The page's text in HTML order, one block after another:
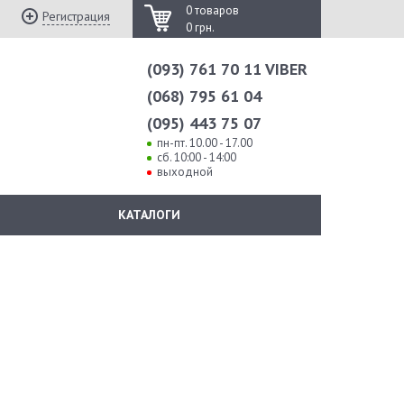
0 товаров
0 грн.
Регистрация
(093) 761 70 11 VIBER
(068) 795 61 04
(095) 443 75 07
пн-пт. 10.00 - 17.00
сб. 10:00 - 14:00
выходной
КАТАЛОГИ